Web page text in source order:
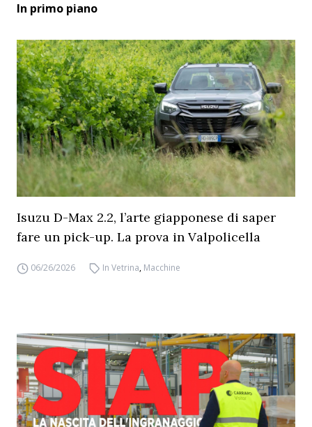
In primo piano
Isuzu D-Max 2.2, l’arte giapponese di saper
fare un pick-up. La prova in Valpolicella
06/26/2026 In Vetrina, Macchine